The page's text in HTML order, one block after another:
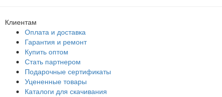
Клиентам
Оплата и доставка
Гарантия и ремонт
Купить оптом
Стать партнером
Подарочные сертификаты
Уцененные товары
Каталоги для скачивания